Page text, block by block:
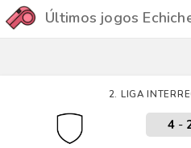
Últimos jogos
2. LIGA
4-